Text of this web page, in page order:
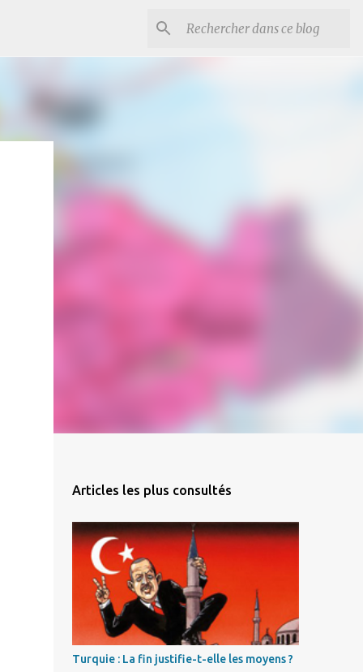
Articles les plus consultés
Turquie : La fin justifie-t-elle les moyens ?